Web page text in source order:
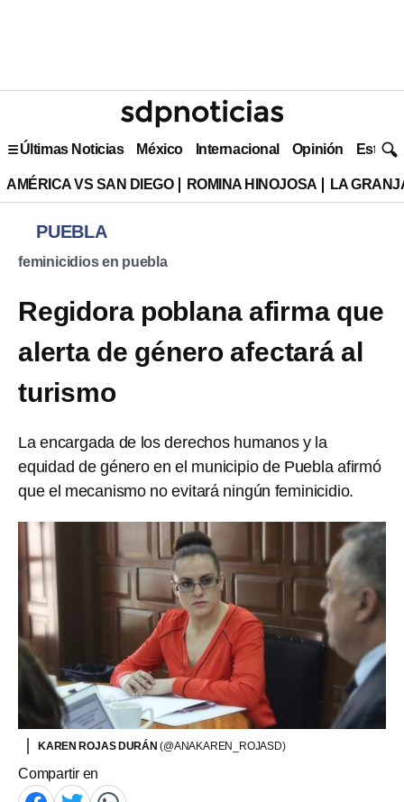
Últimas Noticias México Internacional Opinión Estilo
AMÉRICA VS SAN DIEGO ROMINA HINOJOSA LA
PUEBLA
feminicidios en puebla
Regidora poblana afirma que
alerta de género afectará al
turismo
La encargada de los derechos humanos y la
equidad de género en el municipio de Puebla afirmó
que el mecanismo no evitará ningún feminicidio.
KAREN ROJAS DURÁN(@ANAKAREN_ROJASD)
Compartir en